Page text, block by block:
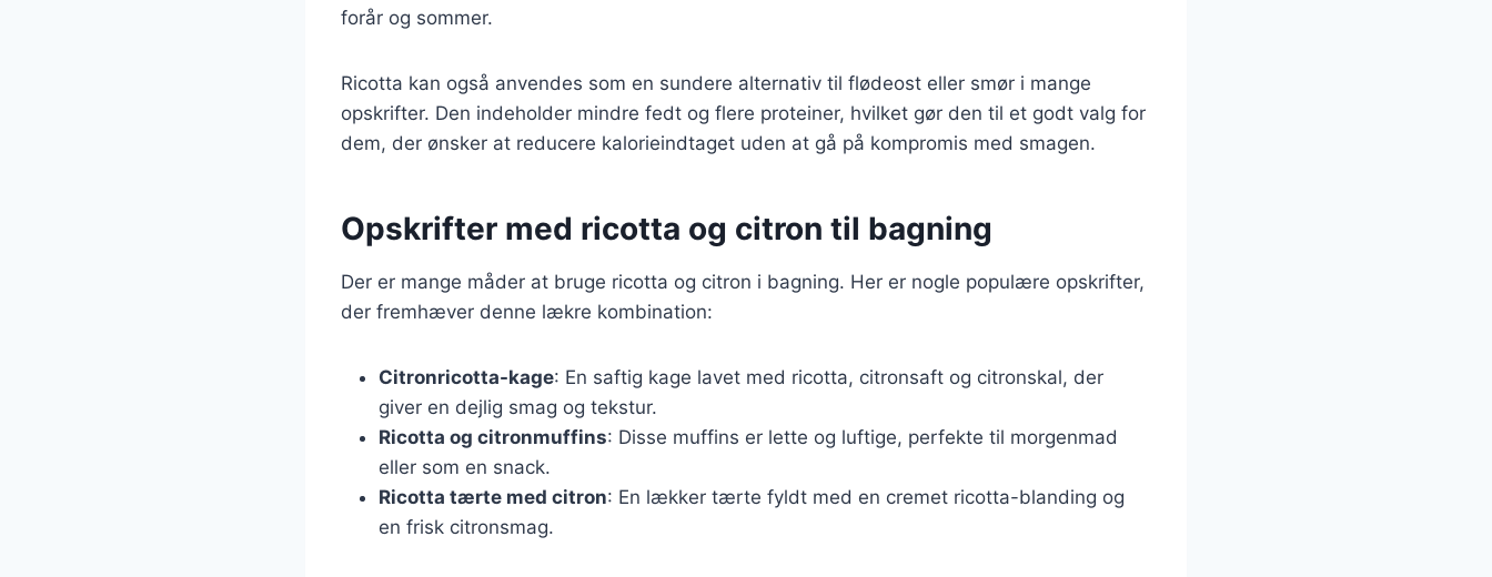
forår og sommer.
Ricotta kan også anvendes som en sundere alternativ til flødeost eller smør i mange
opskrifter. Den indeholder mindre fedt og flere proteiner, hvilket gør den til et godt valg for
dem, der ønsker at reducere kalorieindtaget uden at gå på kompromis med smagen.
Opskrifter med ricotta og citron til bagning
Der er mange måder at bruge ricotta og citron i bagning. Her er nogle populære opskrifter,
der fremhæver denne lækre kombination:
Citronricotta-kage: En saftig kage lavet med ricotta, citronsaft og citronskal, der
giver en dejlig smag og tekstur.
Ricotta og citronmuffins: Disse muffins er lette og luftige, perfekte til morgenmad
eller som en snack.
Ricotta tærte med citron: En lækker tærte fyldt med en cremet ricotta-blanding og
en frisk citronsmag.